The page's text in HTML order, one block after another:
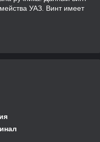
УАЗ. Винт имеет